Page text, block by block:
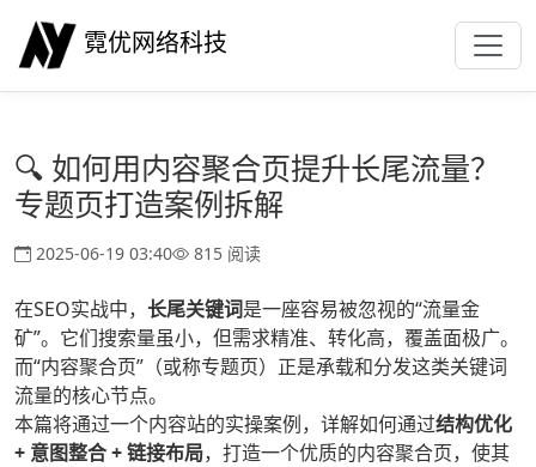
霓优网络科技
🔍 如何用内容聚合页提升长尾流量？
专题页打造案例拆解
2025-06-19 03:40 815 阅读
在SEO实战中， 长尾关键词是一座容易被忽视的“流量金
矿”。它们搜索量虽小，但需求精准、转化高，覆盖面极广。
而“内容聚合页”（或称专题页）正是承载和分发这类关键词
流量的核心节点。
本篇将通过一个内容站的实操案例，详解如何通过结构优化
+ 意图整合 + 链接布局，打造一个优质的内容聚合页，使其